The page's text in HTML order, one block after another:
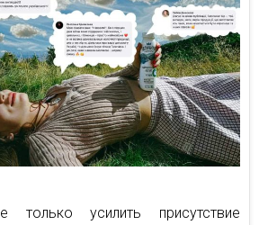
усилить присутствие